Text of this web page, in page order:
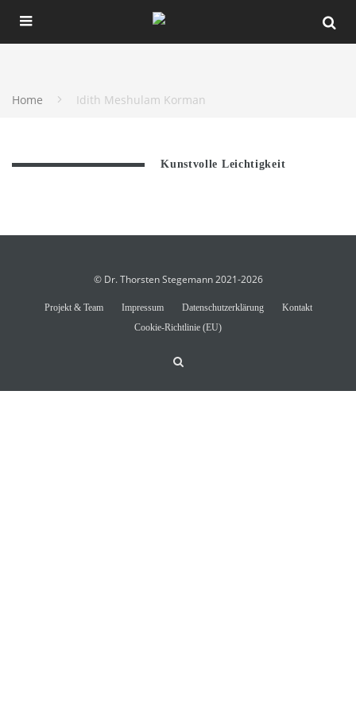
Home Idith Meshulam Korman
Kunstvolle Leichtigkeit
© Dr. Thorsten Stegemann 2021-2026
Projekt & Team Impressum Datenschutzerklärung
Kontakt
Cookie-Richtlinie (EU)